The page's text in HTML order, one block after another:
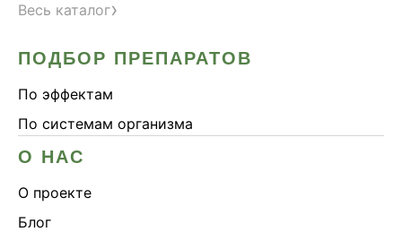
Весь каталог›
ПОДБОР ПРЕПАРАТОВ
По эффектам
По системам организма
О НАС
О проекте
Блог